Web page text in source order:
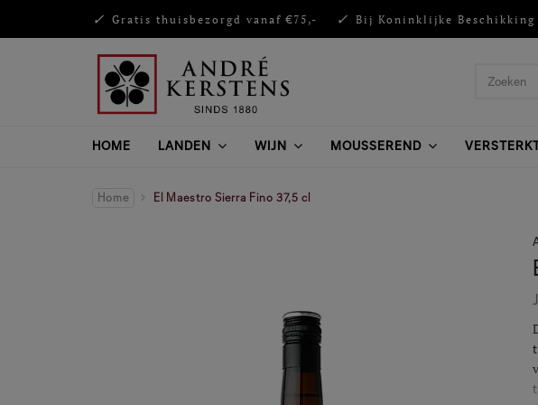
Gratis thuisbezorgd vanaf €75,- Bij Koninklijke
HOME LANDEN WIJN MOUSSEREND
Home El Maestro Sierra Fino 37,5 cl